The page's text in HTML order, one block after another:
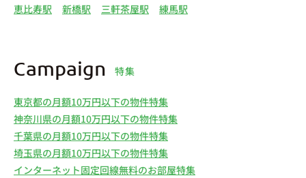
恵比寿駅
新橋駅 三軒茶屋駅 練馬駅
Campaign 特集
東京都の月額10万円以下の物件特集
神奈川県の月額10万円以下の物件特集
千葉県の月額10万円以下の物件特集
埼玉県の月額10万円以下の物件特集
インターネット固定回線無料のお部屋特集